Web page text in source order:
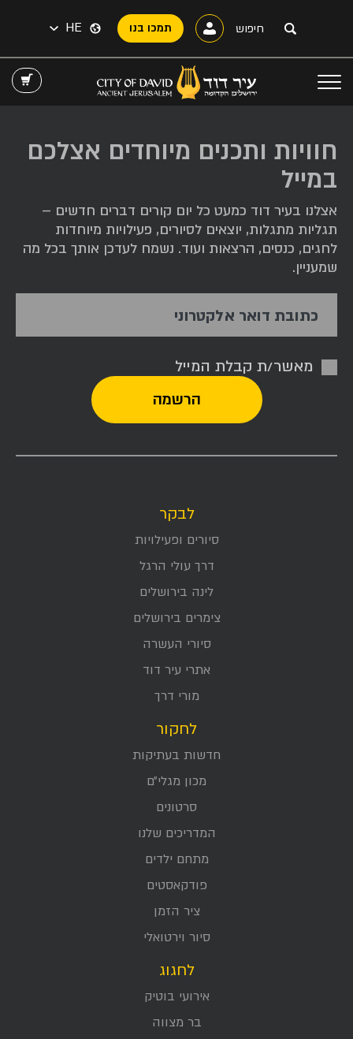
תמכו בנו HE
חוויות ותכנים מיוחדים אצלכם
במייל
אצלנו בעיר דוד כמעט כל יום קורים דברים חדשים –
תגליות מתגלות, יוצאים לסיורים, פעילויות מיוחדות
לחגים, כנסים, הרצאות ועוד. נשמח לעדכן אותך בכל מה
שמעניין.
כתובת דואר אלקטרוני
מאשר/ת קבלת המייל
לבקר
סיורים ופעילויות
דרך עולי הרגל
לינה בירושלים
צימרים בירושלים
סיורי העשרה
אתרי עיר דוד
מורי דרך
לחקור
חדשות בעתיקות
מכון מגלי״ם
סרטונים
המדריכים שלנו
מתחם ילדים
פודקאסטים
ציר הזמן
סיור וירטואלי
לחגוג
אירועי בוטיק
בר מצווה